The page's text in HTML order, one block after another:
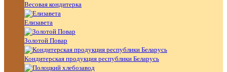
Весовая кондитерка
Елизавета
Золотой Повар
Кондитерская продукция республики Беларусь